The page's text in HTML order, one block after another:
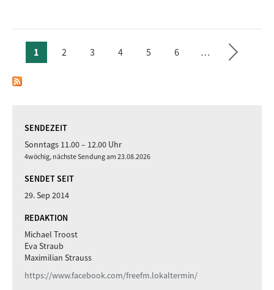
SEITEN
1 2 3 4 5 6 …
ächs
SENDEZEIT
Sonntags 11.00 – 12.00 Uhr
4wöchig, nächste Sendung am 23.08.2026
SENDET SEIT
29. Sep 2014
REDAKTION
Michael Troost
Eva Straub
Maximilian Strauss
https://www.facebook.com/freefm.lokaltermin/